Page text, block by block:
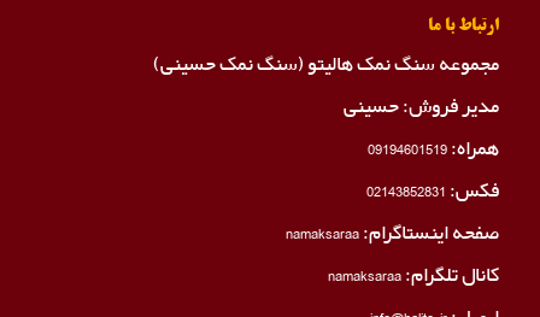
ارتباط با ما
مجموعه سنگ نمک هالیتو (سنگ نمک حسینی)
مدیر فروش: حسینی
همراه:09194601519
فکس:02143852831
صفحه اینستاگرام:namaksaraa
کانال تلگرام:namaksaraa